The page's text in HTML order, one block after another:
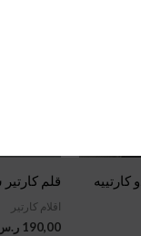
كارتييه قلم
اقلام كارتير
190,00